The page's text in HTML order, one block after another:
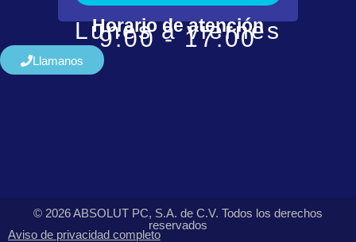
Horario de atención
Lunes a viernes
9:00 - 17:00
Llamanos
© 2026 ABSOLUT PC, S.A. de C.V. Todos los derechos
reservados
Aviso de privacidad completo